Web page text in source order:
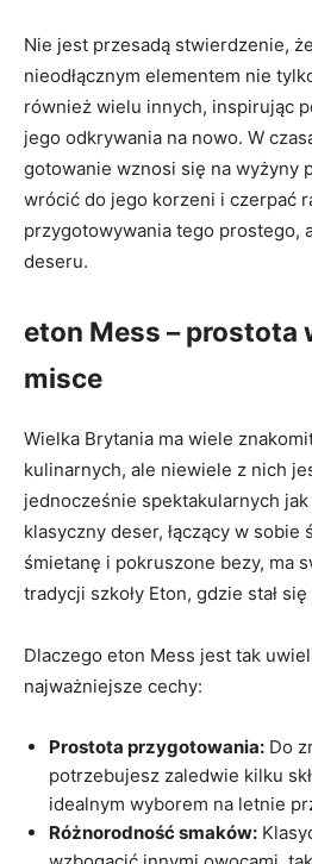
Nie jest przesadą stwierdzenie,
nieodłącznym elementem nie
również wielu innych, inspirując
jego odkrywania na nowo. W
gotowanie wznosi się na wyżyny
wrócić do jego korzeni i czerpać
przygotowywania tego prostego,
deseru.
eton Mess – prostota
misce
Wielka Brytania ma wiele
kulinarnych, ale niewiele z nich
jednocześnie spektakularnych jak
klasyczny deser, łączący w sobie
śmietanę i pokruszone bezy, ma
tradycji szkoły Eton, gdzie stał
Dlaczego eton Mess jest tak
najważniejsze cechy:
Prostota przygotowania: Do
potrzebujesz zaledwie kilku
idealnym wyborem na letnie
Różnorodność smaków: